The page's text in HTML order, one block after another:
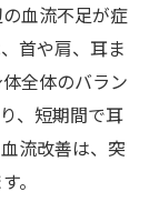
血流不足が症
首や肩、耳ま
全体のバラン
、短期間で耳
流改善は、突
。